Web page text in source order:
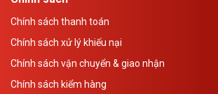
Chính sách thanh toán
Chính sách xử lý khiếu nại
Chính sách vận chuyển & giao nhận
Chính sách kiểm hàng